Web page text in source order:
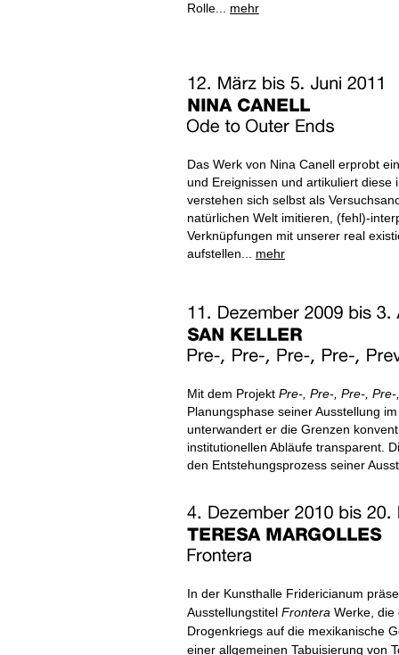
Rolle... mehr
Das Werk von Nina Canell erprobt
und Ereignissen und artikuliert
verstehen sich selbst als
natürlichen Welt imitieren, (fehl)-
Verknüpfungen mit unserer real
aufstellen... mehr
Mit dem Projekt Pre-, Pre-, Pre-,
Planungsphase seiner Ausstellung
unterwandert er die Grenzen
institutionellen Abläufe transparent.
den Entstehungsprozess seiner
In der Kunsthalle Fridericianum
Ausstellungstitel Frontera Werke, die
Drogenkriegs auf die mexikanische
einer allgemeinen Tabuisierung von